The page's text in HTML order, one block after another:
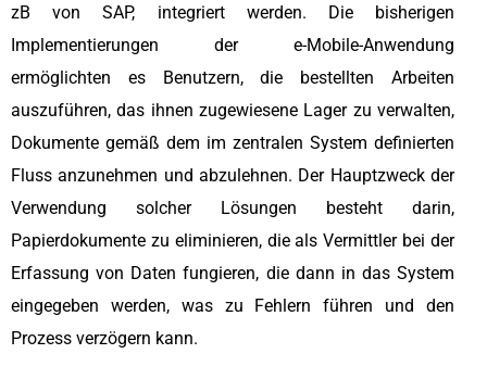
zB von SAP, integriert werden. Die bisherigen
Implementierungen der e-Mobile-Anwendung
ermöglichten es Benutzern, die bestellten Arbeiten
auszuführen, das ihnen zugewiesene Lager zu verwalten,
Dokumente gemäß dem im zentralen System definierten
Fluss anzunehmen und abzulehnen. Der Hauptzweck der
Verwendung solcher Lösungen besteht darin,
Papierdokumente zu eliminieren, die als Vermittler bei der
Erfassung von Daten fungieren, die dann in das System
eingegeben werden, was zu Fehlern führen und den
Prozess verzögern kann.